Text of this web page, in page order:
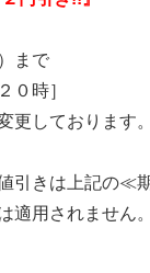
まで
０時］
更しております
引きは上記の≪
適用されません。